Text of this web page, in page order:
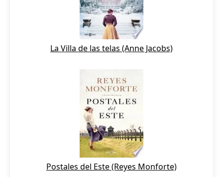
La Villa de las telas (Anne Jacobs)
Postales del Este (Reyes Monforte)